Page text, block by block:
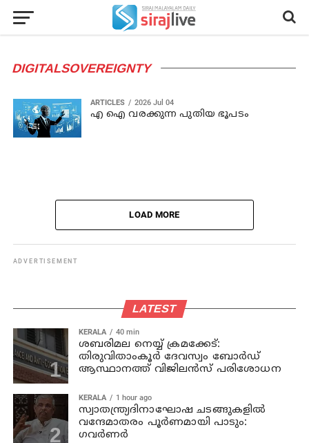
DIGITALSOVEREIGNTY
ARTICLES 2026 Jul 04
എ ഐ വരക്കുന്ന പുതിയ ഭൂപടം
LOAD MORE
ADVERTISEMENT
LATEST
KERALA 40 min
ശബരിമല നെയ്യ് ക്രമക്കേട്:
തിരുവിതാംകൂര്‍ ദേവസ്വം ബോര്‍ഡ്
ആസ്ഥാനത്ത് വിജിലന്‍സ് പരിശോധന
KERALA 1 hour ago
സ്വാതന്ത്ര്യദിനാഘോഷ ചടങ്ങുകളില്‍
വന്ദേമാതരം പൂര്‍ണമായി പാടും:
ഗവര്‍ണര്‍